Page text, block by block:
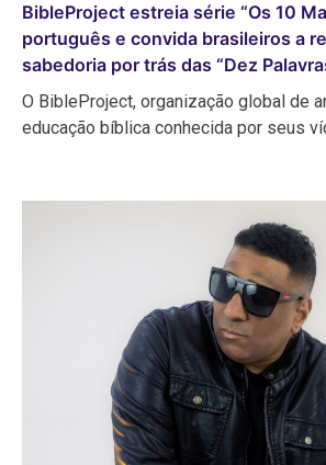
BibleProject estreia série “Os 10
português e convida brasileiros a
sabedoria por trás das “Dez
O BibleProject, organização global de
educação bíblica conhecida por seus